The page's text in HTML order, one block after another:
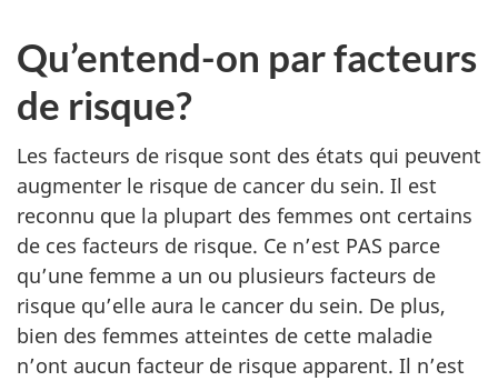
Qu’entend-on par facteurs
de risque?
Les facteurs de risque sont des états qui peuvent
augmenter le risque de cancer du sein. Il est
reconnu que la plupart des femmes ont certains
de ces facteurs de risque. Ce n’est PAS parce
qu’une femme a un ou plusieurs facteurs de
risque qu’elle aura le cancer du sein. De plus,
bien des femmes atteintes de cette maladie
n’ont aucun facteur de risque apparent. Il n’est